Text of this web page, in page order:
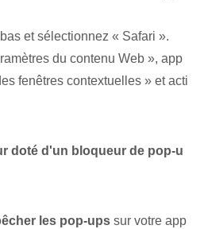
et sélectionnez « Safari ».
du contenu Web », app
fenêtres contextuelles » et acti
doté d'un bloqueur de pop-u
les pop-ups sur votre app